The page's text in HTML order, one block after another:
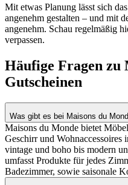
Mit etwas Planung lässt sich
angenehm gestalten – und mit
angenehm. Schau regelmäßig
verpassen.
Häufige Fragen zu
Gutscheinen
Was gibt es bei Maisons du
Maisons du Monde bietet
Geschirr und Wohnaccessoires
vintage und boho bis modern
umfasst Produkte für jedes
Badezimmer, sowie saisonale